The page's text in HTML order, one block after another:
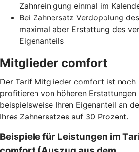
Zahnreinigung einmal im
Bei Zahnersatz Verdopplung
maximal aber Erstattung des
Eigenanteils
Mitglieder comfort
Der Tarif Mitglieder comfort ist noch
profitieren von höheren Erstattungen
beispielsweise Ihren Eigenanteil an
Ihres Zahnersatzes auf 30 Prozent.
Beispiele für Leistungen im